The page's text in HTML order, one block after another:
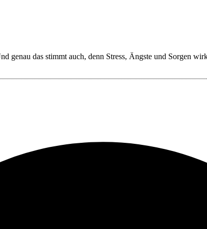
genau das stimmt auch, denn Stress, Ängste und Sorgen